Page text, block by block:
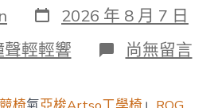
發
表
日
期
2026 年 8 月 7 日
聲輕輕響 在
〈切
西
尚無留言